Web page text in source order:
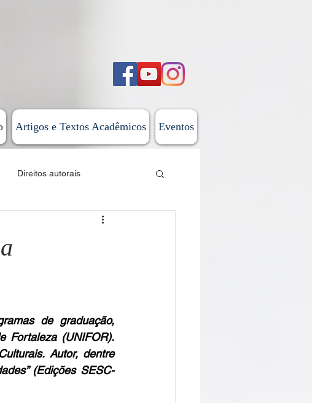
Artigos e Textos Acadêmicos Eventos
Direitos autorais
- Coluna do Cafundó
Giramundo
de graduação,
Fortaleza (UNIFOR).
Autor, dentre
(Edições SESC-